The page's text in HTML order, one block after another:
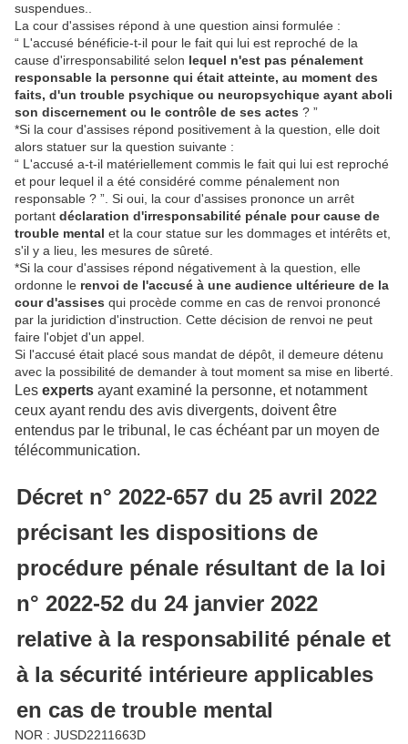
suspendues..
La cour d'assises répond à une question ainsi formulée :
“ L'accusé bénéficie-t-il pour le fait qui lui est reproché de la
cause d'irresponsabilité selon lequel n'est pas pénalement
responsable la personne qui était atteinte, au moment des
faits, d'un trouble psychique ou neuropsychique ayant aboli
son discernement ou le contrôle de ses actes ? ”
*Si la cour d'assises répond positivement à la question, elle doit
alors statuer sur la question suivante :
“ L'accusé a-t-il matériellement commis le fait qui lui est reproché
et pour lequel il a été considéré comme pénalement non
responsable ? ”. Si oui, la cour d'assises prononce un arrêt
portant déclaration d'irresponsabilité pénale pour cause de
trouble mental et la cour statue sur les dommages et intérêts et,
s'il y a lieu, les mesures de sûreté.
*Si la cour d'assises répond négativement à la question, elle
ordonne le renvoi de l'accusé à une audience ultérieure de la
cour d'assises qui procède comme en cas de renvoi prononcé
par la juridiction d'instruction. Cette décision de renvoi ne peut
faire l'objet d'un appel.
Si l'accusé était placé sous mandat de dépôt, il demeure détenu
avec la possibilité de demander à tout moment sa mise en liberté.
Les experts ayant examiné la personne, et notamment
ceux ayant rendu des avis divergents, doivent être
entendus par le tribunal, le cas échéant par un moyen de
télécommunication.
Décret n° 2022-657 du 25 avril 2022
précisant les dispositions de
procédure pénale résultant de la loi
n° 2022-52 du 24 janvier 2022
relative à la responsabilité pénale et
à la sécurité intérieure applicables
en cas de trouble mental
NOR : JUSD2211663D